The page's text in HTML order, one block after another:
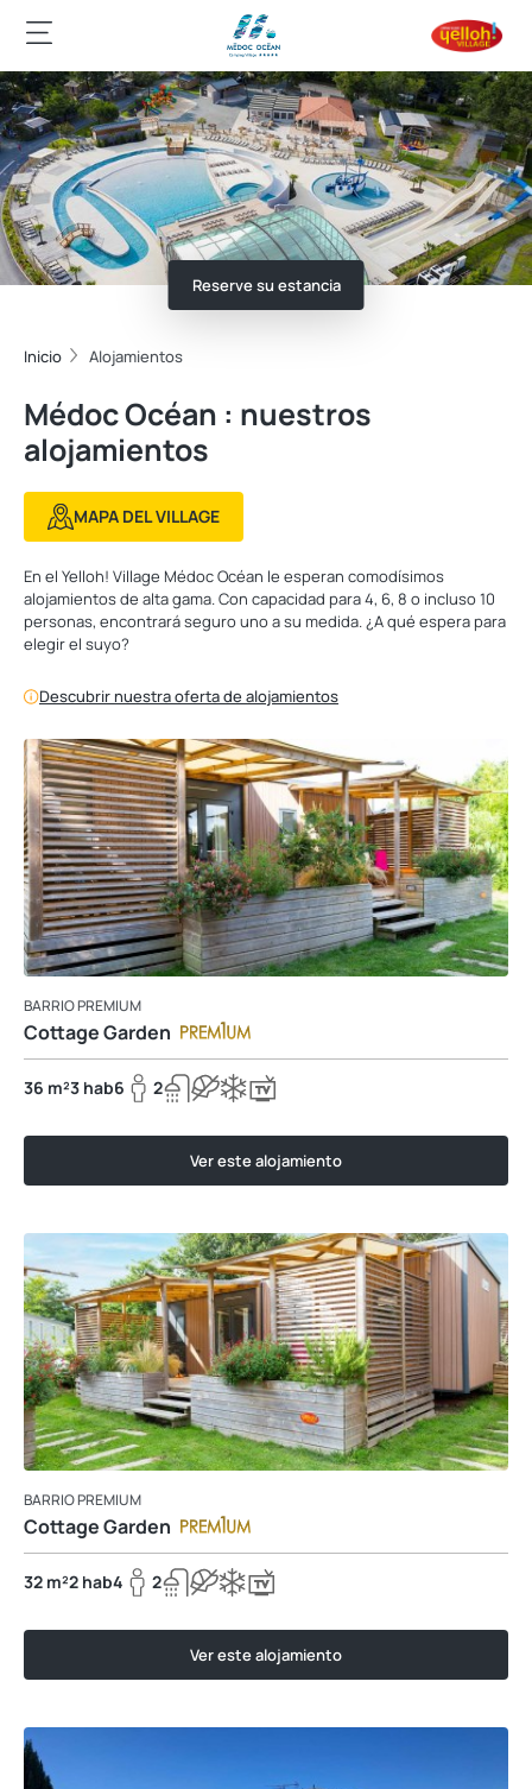
Reserve su estancia
Inicio Alojamientos
Médoc Océan : nuestros
alojamientos
MAPA DEL VILLAGE
En el Yelloh! Village Médoc Océan le esperan comodísimos
alojamientos de alta gama. Con capacidad para 4, 6, 8 o incluso 10
personas, encontrará seguro uno a su medida. ¿A qué espera para
elegir el suyo?
Descubrir nuestra oferta de alojamientos
BARRIO PREMIUM
Cottage Garden
36 m²3 hab6 2
Ver este alojamiento
BARRIO PREMIUM
Cottage Garden
32 m²2 hab4 2
Ver este alojamiento